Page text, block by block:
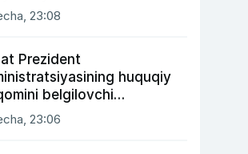
23:08
Prezident
huquqiy
belgilovchi
qonunni
23:06